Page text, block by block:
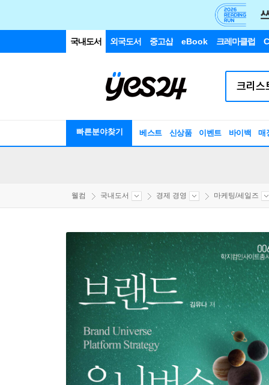
국내도서 외국도서 중고샵 eBook 크레마클럽
빠른분야찾기 베스트 신상품 이벤트 바이백 매
웰컴 국내도서 경제 경영 마케팅/세일즈